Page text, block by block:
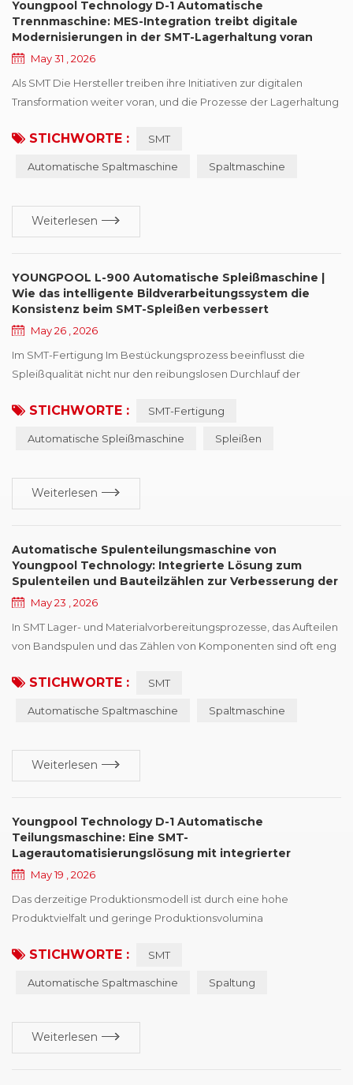
Youngpool Technology D-1 Automatische
Trennmaschine: MES-Integration treibt digitale
Modernisierungen in der SMT-Lagerhaltung voran
May 31 , 2026
Als SMT Die Hersteller treiben ihre Initiativen zur digitalen
Transformation weiter voran, und die Prozesse der Lagerhaltung
traditionellen manuellen Verwaltung hin zu datengesteuerten
Anlagen, Daten nahtlos mit Manufacturing Execution Systems
STICHWORTE : SMT
Automatische Spaltmaschine Spaltmaschine
Weiterlesen
YOUNGPOOL L-900 Automatische Spleißmaschine |
Wie das intelligente Bildverarbeitungssystem die
Konsistenz beim SMT-Spleißen verbessert
May 26 , 2026
Im SMT-Fertigung Im Bestückungsprozess beeinflusst die
Spleißqualität nicht nur den reibungslosen Durchlauf der
Zuführungsstabilität während der Bestückung. Insbesondere bei
Produktion können Probleme wie Abweichungen der
Spleißfehler leicht...
STICHWORTE : SMT-Fertigung
Automatische Spleißmaschine Spleißen
Weiterlesen
Automatische Spulenteilungsmaschine von
Youngpool Technology: Integrierte Lösung zum
Spulenteilen und Bauteilzählen zur Verbesserung der
Effizienz der SMT-Materialvorbereitung
May 23 , 2026
In SMT Lager- und Materialvorbereitungsprozesse, das Aufteilen
von Bandspulen und das Zählen von Komponenten sind oft eng
Arbeitsabläufen führen die Bediener in der Regel zuerst das
die Menge manuell oder mit einer separaten Zählmaschine. „
STICHWORTE : SMT
Automatische Spaltmaschine Spaltmaschine
Weiterlesen
Youngpool Technology D-1 Automatische
Teilungsmaschine: Eine SMT-
Lagerautomatisierungslösung mit integrierter
Zählfunktion
May 19 , 2026
Das derzeitige Produktionsmodell ist durch eine hohe
Produktvielfalt und geringe Produktionsvolumina
Anforderungen an die Effizienz der Materialbereitstellung im
vorgelagerte Materialbereitstellung eine wichtige Rolle. Der
STICHWORTE : SMT
Automatische Spaltmaschine Spaltung
Weiterlesen